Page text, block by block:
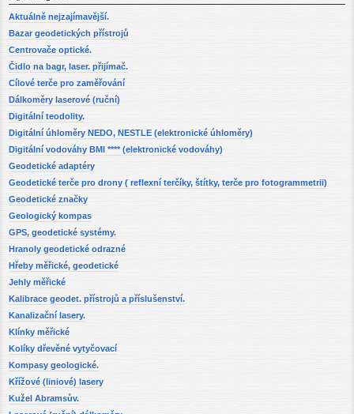
Aktuálně nejzajímavější.
Bazar geodetických přístrojů
Centrovače optické.
Čidlo na bagr, laser. přijímač.
Cílové terče pro zaměřování
Dálkoměry laserové (ruční)
Digitální teodolity.
Digitální úhloměry NEDO, NESTLE (elektronické úhloměry)
Digitální vodováhy BMI **** (elektronické vodováhy)
Geodetické adaptéry
Geodetické terče pro drony ( reflexní terčíky, štítky, terče pro fotogrammetrii)
Geodetické značky
Geologický kompas
GPS, geodetické systémy.
Hranoly geodetické odrazné
Hřeby měřické, geodetické
Jehly měřické
Kalibrace geodet. přístrojů a příslušenství.
Kanalizační lasery.
Klínky měřické
Kolíky dřevěné vytyčovací
Kompasy geologické.
Křížové (liniové) lasery
Kužel Abramsův.